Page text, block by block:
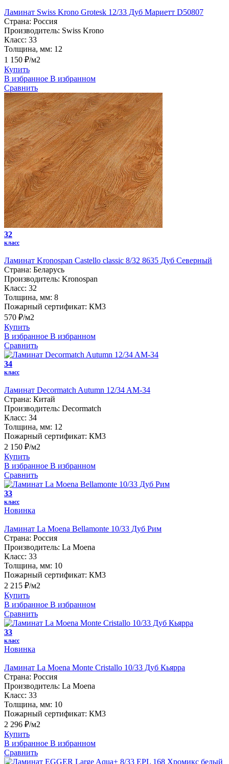
Ламинат Swiss Krono Grotesk 12/33 Дуб Мариетт D50807
Страна: Россия
Производитель: Swiss Krono
Класс: 33
Толщина, мм: 12
1 150 ₽/м2
Купить
В избранное В избранном
Сравнить
32
класс
Ламинат Kronospan Castello classic 8/32 8635 Дуб Северный
Страна: Беларусь
Производитель: Kronospan
Класс: 32
Толщина, мм: 8
Пожарный сертификат: КМ3
570 ₽/м2
Купить
В избранное В избранном
Сравнить
34
класс
Ламинат Decormatch Autumn 12/34 AM-34
Страна: Китай
Производитель: Decormatch
Класс: 34
Толщина, мм: 12
Пожарный сертификат: КМ3
2 150 ₽/м2
Купить
В избранное В избранном
Сравнить
33
класс
Новинка
Ламинат La Moena Bellamonte 10/33 Дуб Рим
Страна: Россия
Производитель: La Moena
Класс: 33
Толщина, мм: 10
Пожарный сертификат: КМ3
2 215 ₽/м2
Купить
В избранное В избранном
Сравнить
33
класс
Новинка
Ламинат La Moena Monte Cristallo 10/33 Дуб Кьярра
Страна: Россия
Производитель: La Moena
Класс: 33
Толщина, мм: 10
Пожарный сертификат: КМ3
2 296 ₽/м2
Купить
В избранное В избранном
Сравнить